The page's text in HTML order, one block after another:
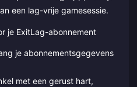
een lag-vrije gamesessie.
je ExitLag-abonnement
je abonnementsgegevens
met een gerust hart,